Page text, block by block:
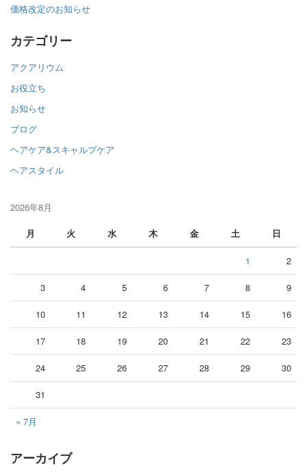
価格改定のお知らせ
カテゴリー
アクアリウム
お役立ち
お知らせ
ブログ
ヘアケア&スキャルプケア
ヘアスタイル
2026年8月
月
火 水 木 金 土 日
« 7月
1 2
3 4 5 6 7 8 9
10 11 12 13 14 15 16
17 18 19 20 21 22 23
24 25 26 27 28 29 30
31
アーカイブ